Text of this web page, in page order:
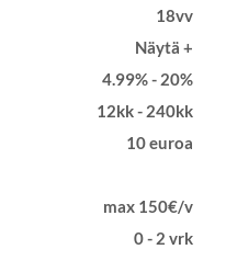
18vv
Näytä +
4.99% - 20%
12kk - 240kk
10 euroa
max 150€/v
0 - 2 vrk